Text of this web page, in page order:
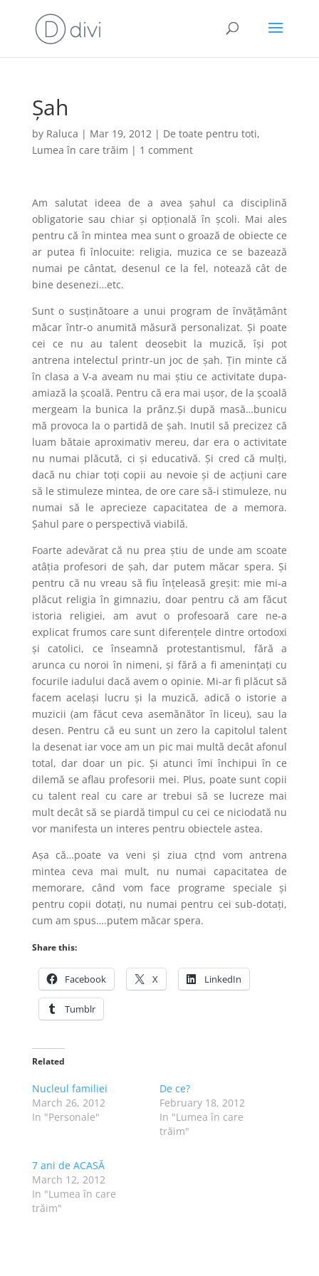
Șah
by Raluca | Mar 19, 2012| De toate pentru toti,
Lumea în care trăim | 1 comment
Am salutat ideea de a avea șahul ca disciplină
obligatorie sau chiar și opțională în școli. Mai ales
pentru că în mintea mea sunt o groază de obiecte ce
ar putea fi înlocuite: religia, muzica ce se bazează
numai pe cântat, desenul ce la fel, notează cât de
bine desenezi…etc.
Sunt o susținătoare a unui program de învățământ
măcar într-o anumită măsură personalizat. Și poate
cei ce nu au talent deosebit la muzică, își pot
antrena intelectul printr-un joc de șah. Țin minte că
în clasa a V-a aveam nu mai știu ce activitate dupa-
amiază la școală. Pentru că era mai ușor, de la școală
mergeam la bunica la prânz.Și după masă…bunicu
mă provoca la o partidă de șah. Inutil să precizez că
luam bătaie aproximativ mereu, dar era o activitate
nu numai plăcută, ci și educativă. Și cred că mulți,
dacă nu chiar toți copii au nevoie și de acțiuni care
să le stimuleze mintea, de ore care să-i stimuleze, nu
numai să le aprecieze capacitatea de a memora.
Șahul pare o perspectivă viabilă.
Foarte adevărat că nu prea știu de unde am scoate
atâția profesori de șah, dar putem măcar spera. Și
pentru că nu vreau să fiu înțeleasă greșit: mie mi-a
plăcut religia în gimnaziu, doar pentru că am făcut
istoria religiei, am avut o profesoară care ne-a
explicat frumos care sunt diferențele dintre ortodoxi
și catolici, ce înseamnă protestantismul, fără a
arunca cu noroi în nimeni, și fără a fi amenințați cu
focurile iadului dacă avem o opinie. Mi-ar fi plăcut să
facem același lucru și la muzică, adică o istorie a
muzicii (am făcut ceva asemănător în liceu), sau la
desen. Pentru că eu sunt un zero la capitolul talent
la desenat iar voce am un pic mai multă decât afonul
total, dar doar un pic. Și atunci îmi închipui în ce
dilemă se aflau profesorii mei. Plus, poate sunt copii
cu talent real cu care ar trebui să se lucreze mai
mult decât să se piardă timpul cu cei ce niciodată nu
vor manifesta un interes pentru obiectele astea.
Așa că…poate va veni și ziua cțnd vom antrena
mintea ceva mai mult, nu numai capacitatea de
memorare, când vom face programe speciale și
pentru copii dotați, nu numai pentru cei sub-dotați,
cum am spus….putem măcar spera.
Share this:
Facebook X LinkedIn
Tumblr
Related
Nucleul familiei
March 26, 2012
In "Personale"
De ce?
February 18, 2012
In "Lumea în care
trăim"
7 ani de ACASĂ
March 12, 2012
In "Lumea în care
trăim"